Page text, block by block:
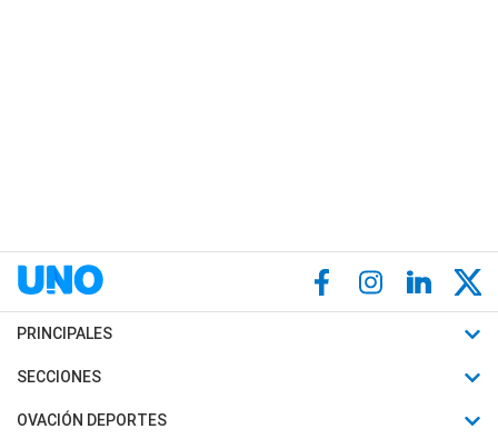
PRINCIPALES
Últimas Noticias
Política
SECCIONES
Horóscopo
OVACIÓN DEPORTES